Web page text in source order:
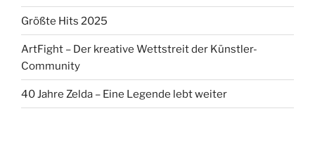
Größte Hits 2025
ArtFight – Der kreative Wettstreit der Künstler-
Community
40 Jahre Zelda – Eine Legende lebt weiter